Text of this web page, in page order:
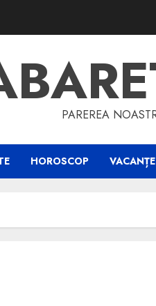
PAREREA
HOROSCOP